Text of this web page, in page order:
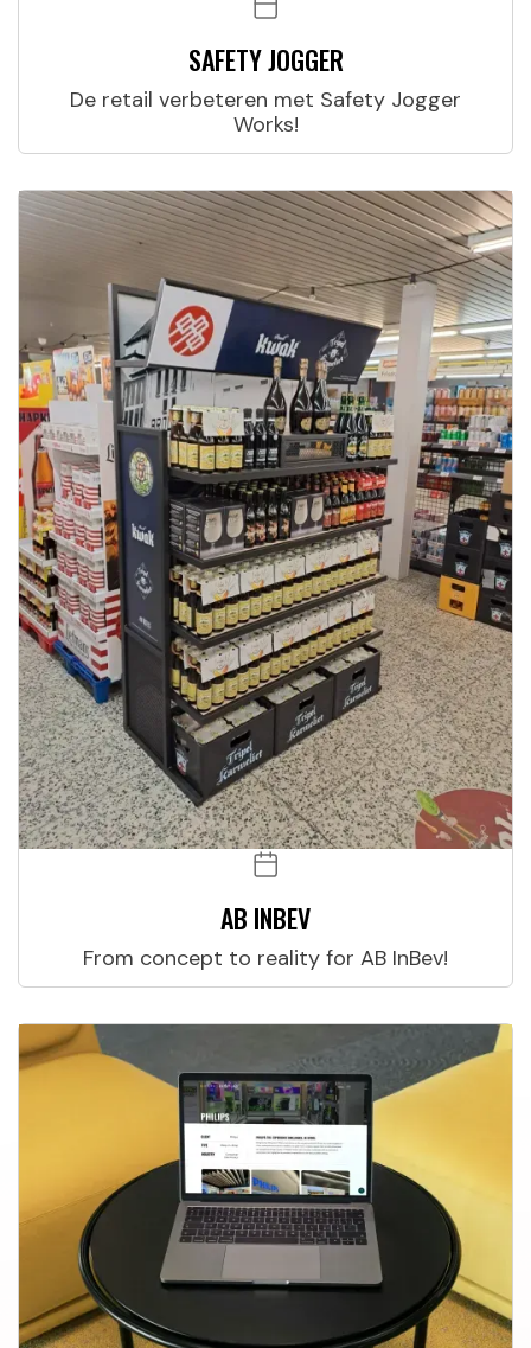
SAFETY JOGGER
De retail verbeteren met Safety Jogger
Works!
AB INBEV
From concept to reality for AB InBev!